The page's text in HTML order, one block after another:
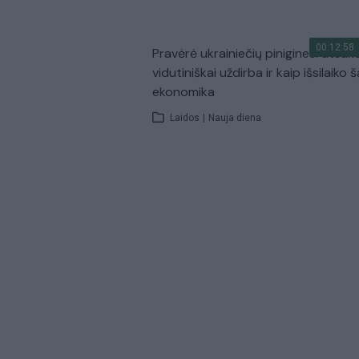
00:12:58
Pravėrė ukrainiečių pinigines:
vidutiniškai uždirba ir kaip išsilaiko
ekonomika
Laidos | Nauja diena